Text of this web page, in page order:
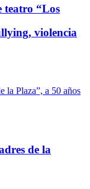
teatro “Los
violencia
de la